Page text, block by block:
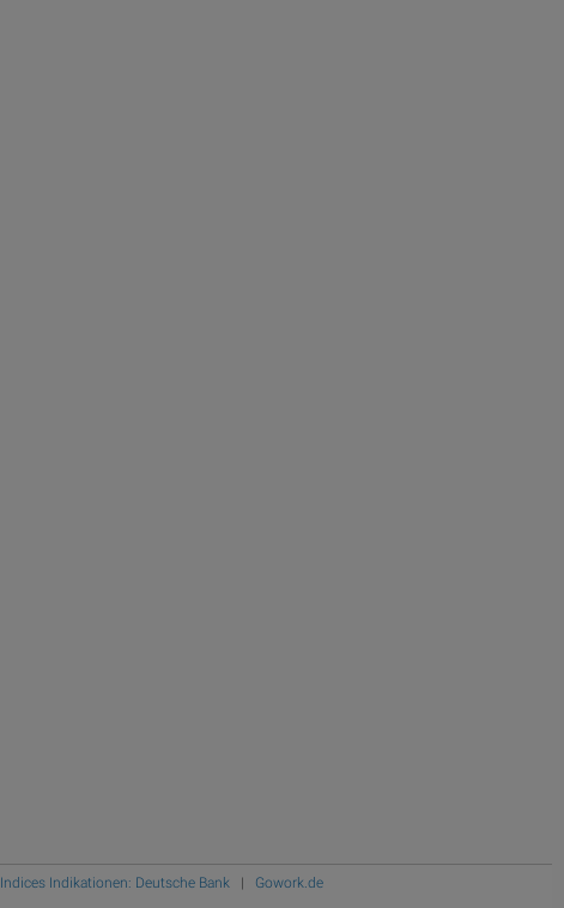
Indices Indikationen: Deutsche Bank | Gowork.de